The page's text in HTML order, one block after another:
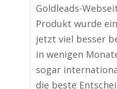
Goldleads-
Produkt wurde
jetzt viel besser
in wenigen
sogar
die beste